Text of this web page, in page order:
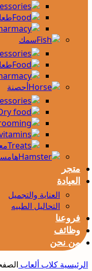
سمك
أحصنة
متجر
العيادة
العناية والتجميل
التحاليل الطبيه
فروعنا
وظائف
من نحن
الرئيسية كلاب ألعاب